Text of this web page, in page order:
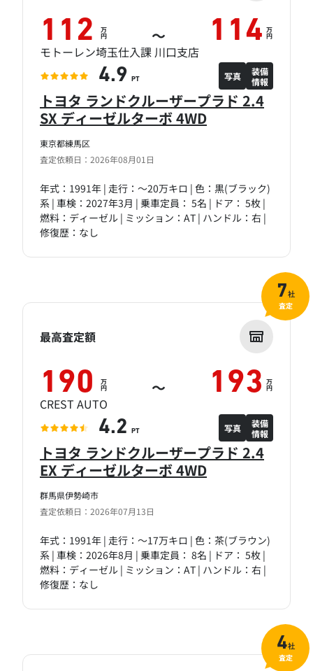
東京都練馬区
査定依頼日：2026年08月01日
トヨタ ランドクルーザープラド 2.4
SX ディーゼルターボ 4WD
年式：1991年 | 走行：～20万キロ | 色：黒(ブラック)
系 | 車検：2027年3月 | 乗車定員： 5名 | ドア： 5枚 |
燃料：ディーゼル | ミッション：AT | ハンドル：右 |
修復歴：なし
112 万
円 ～ 114 万
円
モトーレン埼玉仕入課 川口支店
4.9 PT 写真
装備
情報
群馬県伊勢崎市
査定依頼日：2026年07月13日
トヨタ ランドクルーザープラド 2.4
EX ディーゼルターボ 4WD
年式：1991年 | 走行：～17万キロ | 色：茶(ブラウン)
系 | 車検：2026年8月 | 乗車定員： 8名 | ドア： 5枚 |
燃料：ディーゼル | ミッション：AT | ハンドル：右 |
修復歴：なし
最高査定額
190 万
円 ～ 193 万
円
CREST AUTO
4.2 PT 写真
装備
情報
7社
査定
4社
査定